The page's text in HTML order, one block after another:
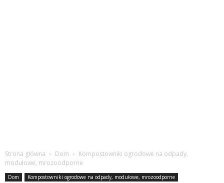
Strona główna Dom
Kompostowniki ogrodowe na odpady,
modułowe, mrozoodporne
Dom Kompostowniki ogrodowe na odpady, modułowe, mrozoodporne